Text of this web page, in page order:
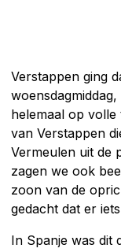
Verstappen ging
helemaal op
van Verstappen
Vermeulen uit de
zagen we ook
zoon van de
gedacht dat er
In Spanje was dit